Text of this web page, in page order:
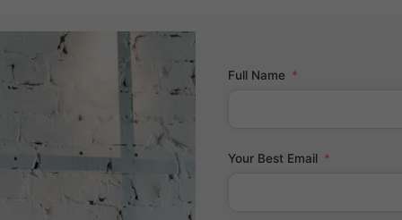
Full Name
Your Best Email